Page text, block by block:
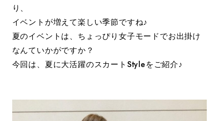
り、
イベントが増えて楽しい季節ですね♪
夏のイベントは、ちょっぴり女子モードでお出掛け
なんていかがですか？
今回は、夏に大活躍のスカートStyleをご紹介♪